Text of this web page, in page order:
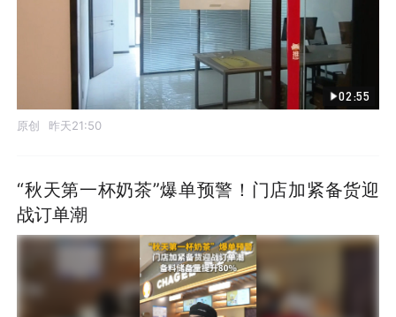
02:55
原创 昨天21:50
“秋天第一杯奶茶”爆单预警！门店加紧备货迎
战订单潮